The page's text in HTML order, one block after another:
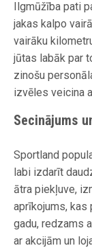
Ilgmūžība pati
jakas kalpo
vairāku
jūtas labāk par
zinošu
izvēles veicina
Secinājums
Sportland
labi izdarīt
ātra piekļuve,
aprīkojums,
gadu, redzams
ar akcijām un